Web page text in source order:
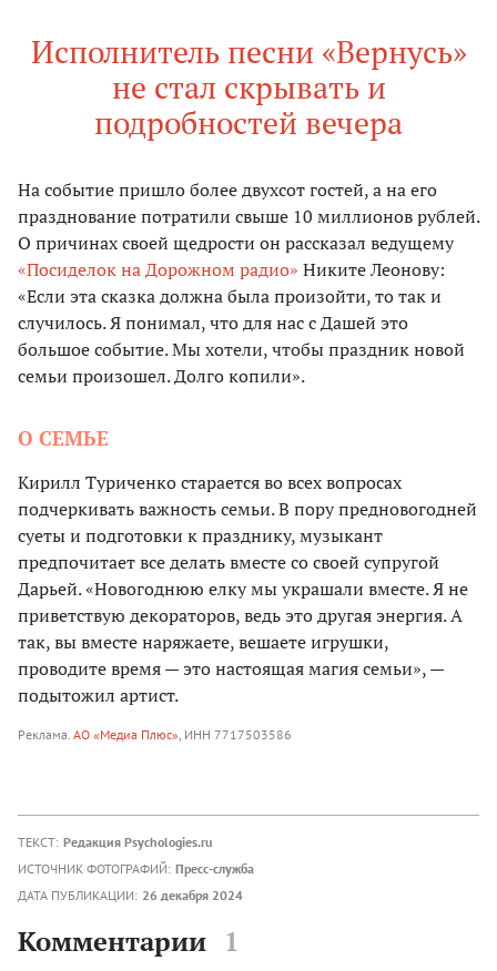
Исполнитель песни «Вернусь»
не стал скрывать и
подробностей вечера
На событие пришло более двухсот гостей, а на его
празднование потратили свыше 10 миллионов рублей.
О причинах своей щедрости он рассказал ведущему
«Посиделок на Дорожном радио» Никите Леонову:
«Если эта сказка должна была произойти, то так и
случилось. Я понимал, что для нас с Дашей это
большое событие. Мы хотели, чтобы праздник новой
семьи произошел. Долго копили».
О СЕМЬЕ
Кирилл Туриченко старается во всех вопросах
подчеркивать важность семьи. В пору предновогодней
суеты и подготовки к празднику, музыкант
предпочитает все делать вместе со своей супругой
Дарьей. «Новогоднюю елку мы украшали вместе. Я не
приветствую декораторов, ведь это другая энергия. А
так, вы вместе наряжаете, вешаете игрушки,
проводите время — это настоящая магия семьи», —
подытожил артист.
Реклама. АО «Медиа Плюс», ИНН 7717503586
ТЕКСТ: Редакция Psychologies.ru
ИСТОЧНИК ФОТОГРАФИЙ: Пресс-служба
ДАТА ПУБЛИКАЦИИ: 26 декабря 2024
Комментарии 1